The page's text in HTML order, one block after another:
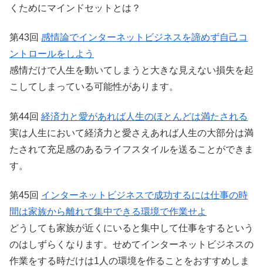
くためにマインドセットとは？
第43回 感情論でインターネットビジネスを諦めず自己コ
ントロールをしよう
感情だけで人生を動いてしまうと大きな見えない損失を起
こしてしまっている可能性があります。
第44回 経済力と愛があれば人生のほとんどは満たされる
実は人生において経済力と愛さえあれば人生の大部分は満
たされて充足感のあるライフスタイルを送ることができま
す。
第45回 インターネットビジネスで成功するには仕事の時
間は家族から離れて集中できる環境で作業せよ
どうしても家族が近くにいると集中して仕事をするという
のはしずらくなります。せめてインターネットビジネスの
作業をする時だけは1人の環境を作ることをおすすめしま